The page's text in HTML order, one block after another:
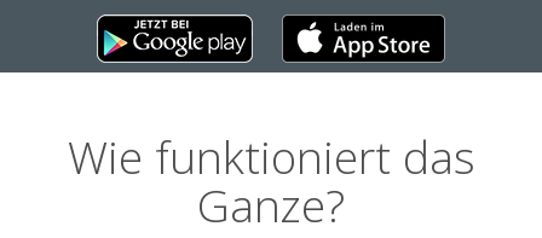
Wie funktioniert das
Ganze?